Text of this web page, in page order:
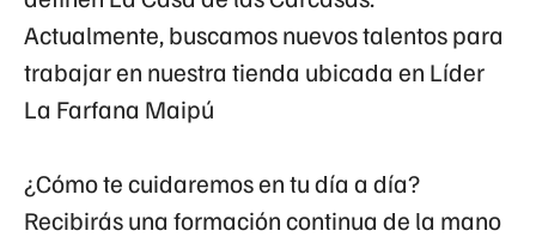
Actualmente, buscamos nuevos talentos para
trabajar en nuestra tienda ubicada en Líder
La Farfana Maipú
¿Cómo te cuidaremos en tu día a día?
Recibirás una formación continua de la mano